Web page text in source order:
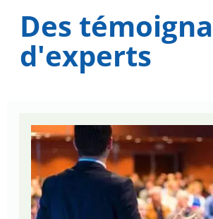
Des
d'experts